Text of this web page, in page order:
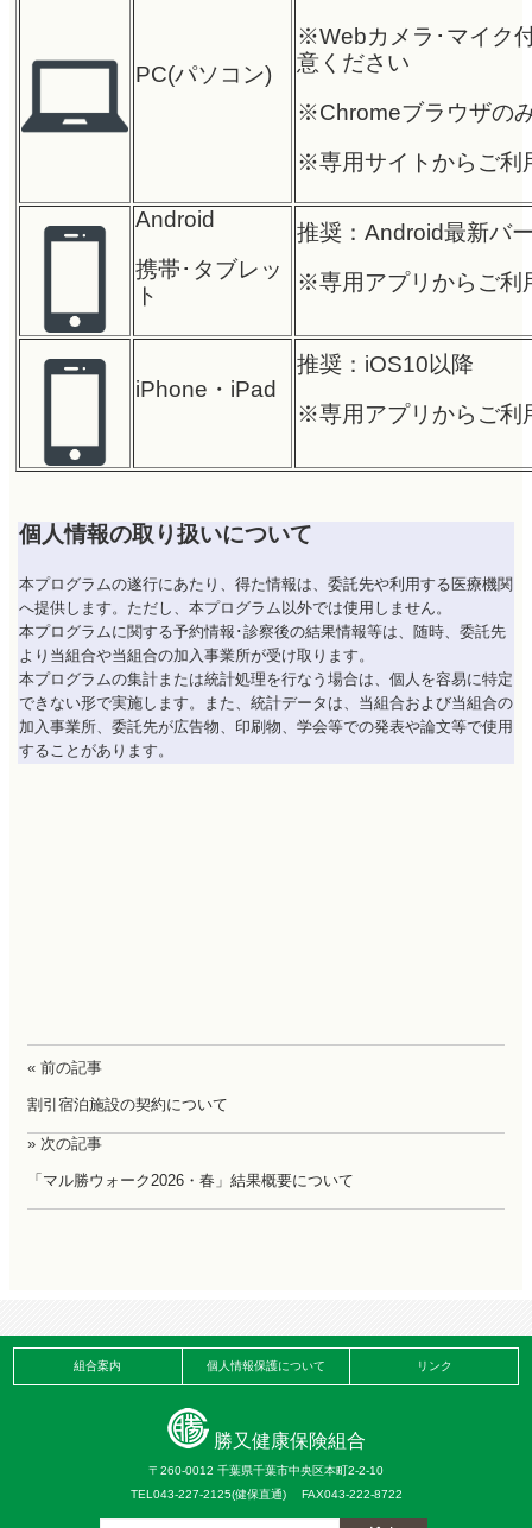
PC(パソコン)
※Webカメラ･マイク
意ください
※Chromeブラウザの
※専用サイトからご利
Android
携帯･タブレッ
ト
推奨：Android最新バ
※専用アプリからご利
iPhone・iPad
推奨：iOS10以降
※専用アプリからご利
個人情報の取り扱いについて
本プログラムの遂行にあたり、得た情報は、委託先や利用する医療機関
へ提供します。ただし、本プログラム以外では使用しません。
本プログラムに関する予約情報･診察後の結果情報等は、随時、委託先
より当組合や当組合の加入事業所が受け取ります。
本プログラムの集計または統計処理を行なう場合は、個人を容易に特定
できない形で実施します。また、統計データは、当組合および当組合の
加入事業所、委託先が広告物、印刷物、学会等での発表や論文等で使用
することがあります。
« 前の記事
割引宿泊施設の契約について
» 次の記事
「マル勝ウォーク2026・春」結果概要について
組合案内 個人情報保護について リンク
勝又健康保険組合
〒260-0012 千葉県千葉市中央区本町2-2-10
TEL043-227-2125(健保直通) FAX043-222-8722